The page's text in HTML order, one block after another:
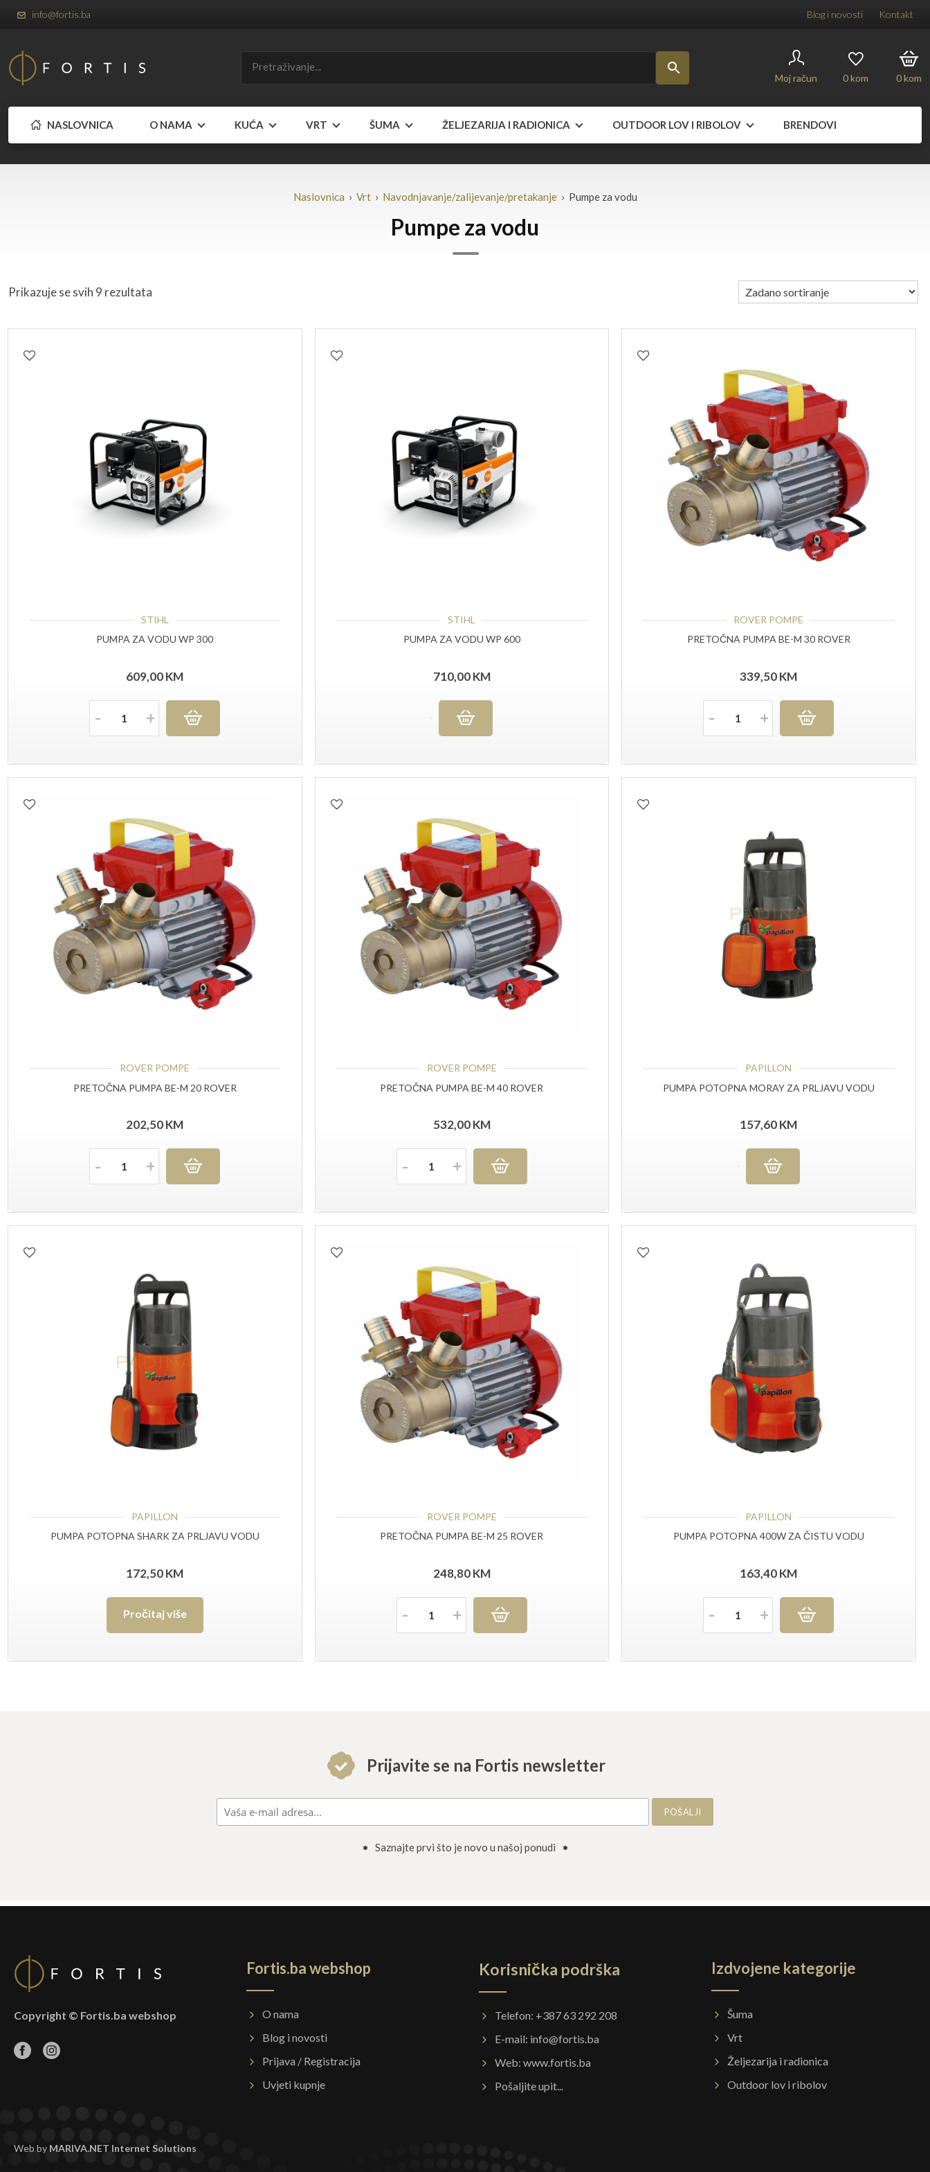
info@fortis.ba Blog i novosti Kontakt
Moj račun 0kom 0kom
NASLOVNICA O NAMA KUĆA VRT ŠUMA ŽELJEZARIJA I RADIONICA OUTDOOR LOV I RIBOLOV BRENDOVI
Naslovnica › Vrt› Navodnjavanje/zalijevanje/pretakanje› Pumpe za vodu
Pumpe za vodu
Prikazuje se svih 9 rezultata
STIHL
PUMPA ZA VODU WP 300
609,00KM
STIHL
PUMPA ZA VODU WP 600
710,00KM
ROVER POMPE
PRETOČNA PUMPA BE-M 30 ROVER
339,50KM
ROVER POMPE
PRETOČNA PUMPA BE-M 20 ROVER
202,50KM
Količina
ROVER POMPE
PRETOČNA PUMPA BE-M 40 ROVER
532,00KM
Količina
PAPILLON
PUMPA POTOPNA MORAY ZA PRLJAVU VODU
157,60KM
PAPILLON
PUMPA POTOPNA SHARK ZA PRLJAVU VODU
172,50KM
Pročitaj više
ROVER POMPE
PRETOČNA PUMPA BE-M 25 ROVER
248,80KM
Količina
PAPILLON
PUMPA POTOPNA 400W ZA ČISTU VODU
163,40KM
Količina
Prijavite se na Fortis newsletter
• Saznajte prvi što je novo u našoj ponudi •
Copyright © Fortis.ba webshop
Fortis.ba webshop
O nama
Blog i novosti
Prijava / Registracija
Uvjeti kupnje
Korisnička podrška
Telefon: +387 63 292 208
E-mail: info@fortis.ba
Web: www.fortis.ba
Pošaljite upit...
Izdvojene kategorije
Šuma
Vrt
Željezarija i radionica
Outdoor lov i ribolov
Web by MARIVA.NET Internet Solutions